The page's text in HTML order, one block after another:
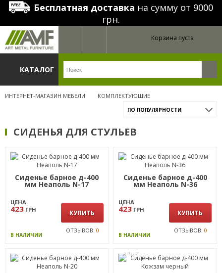
Бесплатная доставка на сумму от 9000
грн.
Корзина пуста
КАТАЛОГ
ИНТЕРНЕТ-МАГАЗИН МЕБЕЛИ КОМПЛЕКТУЮЩИЕ
ПО ПОПУЛЯРНОСТИ
СИДЕНЬЯ ДЛЯ СТУЛЬЕВ
Сиденье барное д-400
мм Неаполь N-17
ЦЕНА
423 ГРН КУПИТЬ
В НАЛИЧИИ
ОТЗЫВОВ: 0
Сиденье барное д-400
мм Неаполь N-36
ЦЕНА
423 ГРН КУПИТЬ
В НАЛИЧИИ
ОТЗЫВОВ: 0
АКЦИЯ